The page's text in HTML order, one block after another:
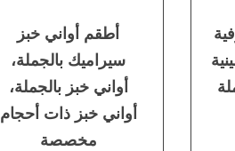
أطقم أواني خبز
سيراميك بالجملة،
أواني خبز بالجملة،
أواني خبز ذات أحجام
مخصصة